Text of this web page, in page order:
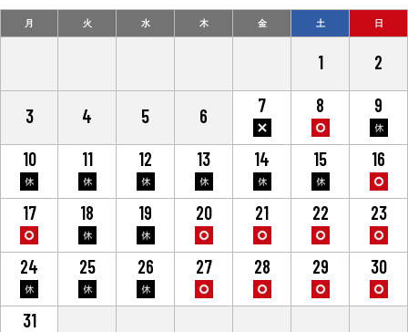
月 火 水 木 金 土 日
1 2
3 4 5 6
7 8 9
10 11 12 13 14 15 16
17 18 19 20 21 22 23
24 25 26 27 28 29 30
31